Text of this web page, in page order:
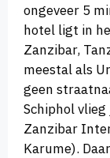
ongeveer 5
hotel ligt in
Zanzibar,
meestal als
geen
Schiphol
Zanzibar
Karume).